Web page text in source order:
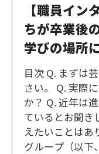
【職員イン
ちが卒業後
学びの場所
目次 Q. まずは
さい。 Q. 実際
か？ Q. 近年は
ているとお聞き
えたいことはあ
グループ（以下